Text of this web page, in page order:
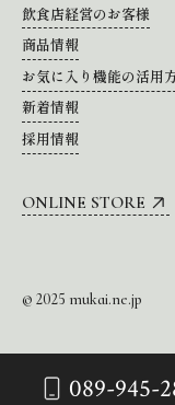
089-945-
飲食店経営のお客様
商品情報
お気に入り機能の活用
新着情報
採用情報
ONLINE STORE
© 2025 mukai.ne.jp